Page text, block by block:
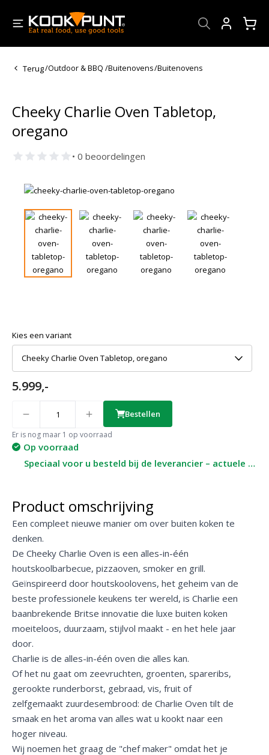
Terug/Outdoor & BBQ /Buitenovens/Buitenovens
Cheeky Charlie Oven Tabletop,
oregano
• 0 beoordelingen
Kies een variant
Cheeky Charlie Oven Tabletop, oregano
5.999,-
Er is nog maar 1 op voorraad
Bestellen
Op voorraad
Speciaal voor u besteld bij de leverancier – actuele levertijd op aanvraag
Product omschrijving
Een compleet nieuwe manier om over buiten koken te
denken.
De Cheeky Charlie Oven is een alles-in-één
houtskoolbarbecue, pizzaoven, smoker en grill.
Geïnspireerd door houtskoolovens, het geheim van de
beste professionele keukens ter wereld, is Charlie een
baanbrekende Britse innovatie die luxe buiten koken
moeiteloos, duurzaam, stijlvol maakt - en het hele jaar
door.
Charlie is de alles-in-één oven die alles kan.
Of het nu gaat om zeevruchten, groenten, spareribs,
gerookte runderborst, gebraad, vis, fruit of
zelfgemaakt zuurdesembrood: de Charlie Oven tilt de
smaak en het aroma van alles wat u kookt naar een
hoger niveau.
Wij noemen het graag de "chef maker" omdat het je